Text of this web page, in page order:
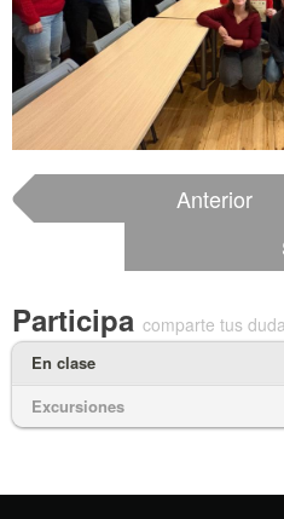
Anterior
Participa comparte tus
En clase
Excursiones